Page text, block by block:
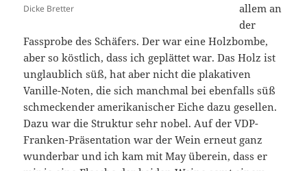
Dicke Bretter
allem an
der
Fassprobe des Schäfers. Der war eine Holzbombe,
aber so köstlich, dass ich geplättet war. Das Holz ist
unglaublich süß, hat aber nicht die plakativen
Vanille-Noten, die sich manchmal bei ebenfalls süß
schmeckender amerikanischer Eiche dazu gesellen.
Dazu war die Struktur sehr nobel. Auf der VDP-
Franken-Präsentation war der Wein erneut ganz
wunderbar und ich kam mit May überein, dass er